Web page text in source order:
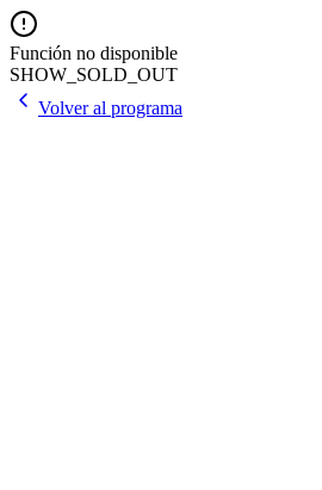
Función no disponible
SHOW_SOLD_OUT
Volver al programa